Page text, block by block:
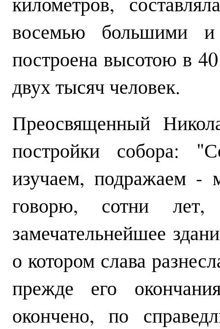
восемью большими
построена высотою в
двух тысяч человек.
Преосвященный
постройки собора:
изучаем, подражаем -
говорю, сотни лет,
замечательнейшее
о котором слава
прежде его
окончено, по